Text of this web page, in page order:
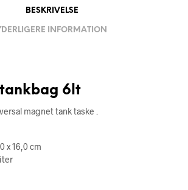
BESKRIVELSE
INFORMATION
tankbag 6lt
magnet tank taske .
x 16,0 cm